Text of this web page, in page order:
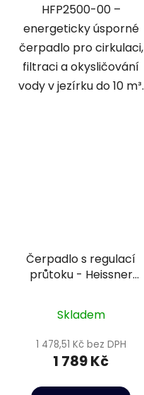
HFP2500-00 –
energeticky úsporné
čerpadlo pro cirkulaci,
filtraci a okysličování
vody v jezírku do 10 m³.
Čerpadlo s regulací
průtoku - Heissner
Skladem
1 478,51 Kč bez DPH
1 789 Kč